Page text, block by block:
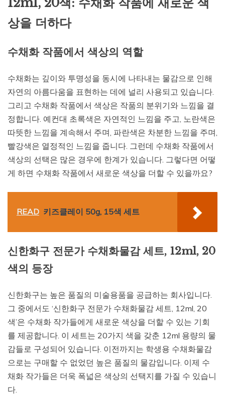
12ml, 20색: 수채화 작품에 새로운 색
상을 더하다
수채화 작품에서 색상의 역할
수채화는 깊이와 투명성을 동시에 나타내는 물감으로 인해
자연의 아름다움을 표현하는 데에 널리 사용되고 있습니다.
그리고 수채화 작품에서 색상은 작품의 분위기와 느낌을 결
정합니다. 예컨대 초록색은 자연적인 느낌을 주고, 노란색은
따뜻한 느낌을 계속해서 주며, 파란색은 차분한 느낌을 주며,
빨강색은 열정적인 느낌을 줍니다. 그런데 수채화 작품에서
색상의 선택은 많은 경우에 한계가 있습니다. 그렇다면 어떻
게 하면 수채화 작품에서 새로운 색상을 더할 수 있을까요?
READ 키즈클레이 50g, 15색 세트
신한화구 전문가 수채화물감 세트, 12ml, 20
색의 등장
신한화구는 높은 품질의 미술용품을 공급하는 회사입니다.
그 중에서도 ‘신한화구 전문가 수채화물감 세트, 12ml, 20
색’은 수채화 작가들에게 새로운 색상을 더할 수 있는 기회
를 제공합니다. 이 세트는 20가지 색을 갖춘 12ml 용량의 물
감들로 구성되어 있습니다. 이전까지는 학생용 수채화물감
으로는 구매할 수 없었던 높은 품질의 물감입니다. 이제 수
채화 작가들은 더욱 폭넓은 색상의 선택지를 가질 수 있습니
다.